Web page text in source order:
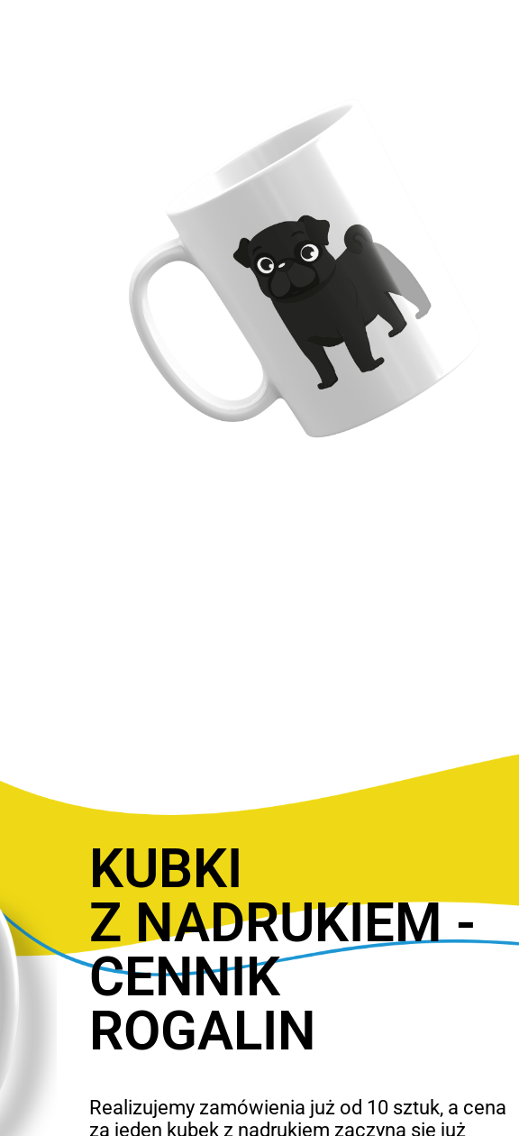
KUBKI
Z NADRUKIEM -
CENNIK
ROGALIN
Realizujemy zamówienia już od 10 sztuk, a cena
za jeden kubek z nadrukiem zaczyna się już